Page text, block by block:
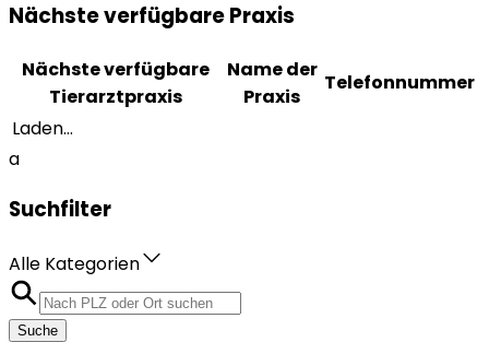
Nächste verfügbare Praxis
Nächste verfügbare
Tierarztpraxis
Name der
Praxis
Telefonnummer
Laden...
a
Suchfilter
Alle Kategorien
Suche